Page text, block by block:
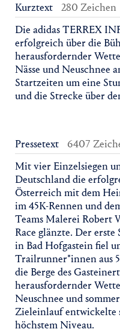
Kurztext
280 Zeichen
Die adidas TERREX
erfolgreich über die
herausfordernder
Nässe und Neuschnee
Startzeiten um eine
und die Strecke über
Pressetext 6407
Mit vier Einzelsiegen
Deutschland die
Österreich mit dem
im 45K-Rennen und
Teams Malerei Robert
Race glänzte. Der
in Bad Hofgastein fiel
Trailrunner*innen aus
die Berge des
herausfordernder
Neuschnee und
Zieleinlauf entwickelte
höchstem Niveau.